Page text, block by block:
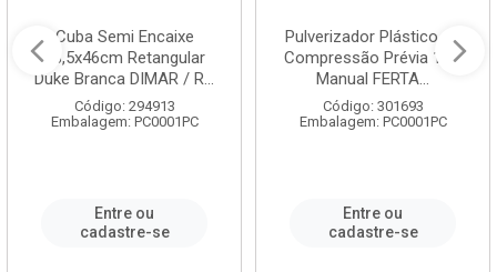
Cuba Semi Encaixe
58,5x46cm Retangular
Duke Branca DIMAR / R...
Código: 294913
Embalagem: PC0001PC
Entre ou
cadastre-se
Pulverizador Plástico de
Compressão Prévia 1,5L
Manual FERTA...
Código: 301693
Embalagem: PC0001PC
Entre ou
cadastre-se